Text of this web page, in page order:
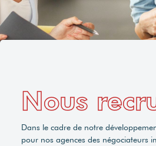
Nous
Dans le cadre de notre
pour nos agences des négociateurs